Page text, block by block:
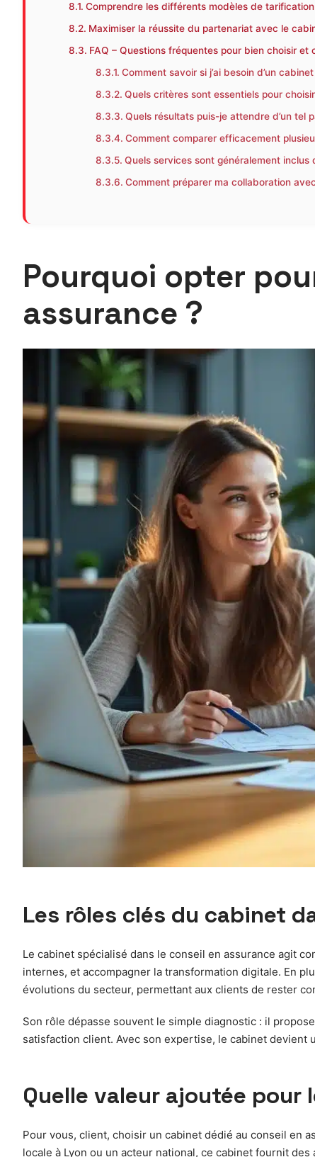
Comprendre les différents modèles de tarification
Maximiser la réussite du partenariat avec le
FAQ – Questions fréquentes pour bien choisir
Comment savoir si j’ai besoin d’un
Quels critères sont essentiels pour
Quels résultats puis-je attendre d’un tel
Comment comparer efficacement
Quels services sont généralement inclus
Comment préparer ma collaboration
Pourquoi opter
assurance ?
Les rôles clés du cabinet
Le cabinet spécialisé dans le conseil en assurance agit
internes, et accompagner la transformation digitale. En
évolutions du secteur, permettant aux clients de rester
Son rôle dépasse souvent le simple diagnostic : il
satisfaction client. Avec son expertise, le cabinet
Quelle valeur ajoutée pour
Pour vous, client, choisir un cabinet dédié au conseil en
locale à Lyon ou un acteur national, ce cabinet fournit